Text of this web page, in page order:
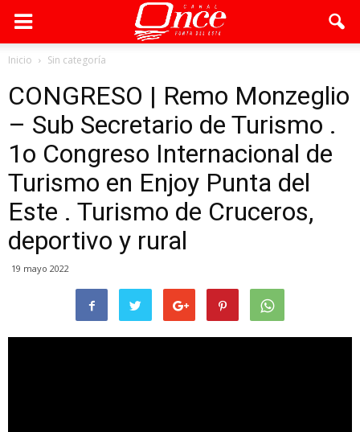
Inicio Sin categoría
CONGRESO | Remo Monzeglio
– Sub Secretario de Turismo .
1o Congreso Internacional de
Turismo en Enjoy Punta del
Este . Turismo de Cruceros,
deportivo y rural
19 mayo 2022